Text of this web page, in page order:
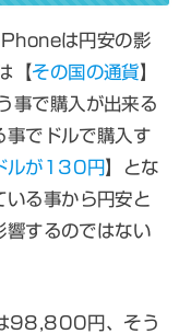
は円安の影
【その国の通貨】
事で購入が出来る
でドルで購入す
ルが130円】とな
る事から円安と
するのではない
98,800円、そう